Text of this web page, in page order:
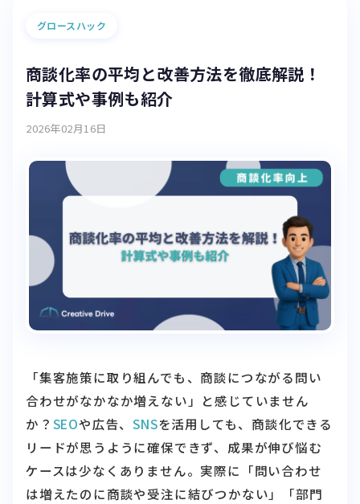
グロースハック
商談化率の平均と改善方法を徹底解説！
計算式や事例も紹介
2026年02月16日
「集客施策に取り組んでも、商談につながる問い
合わせがなかなか増えない」と感じていません
か？ SEOや広告、SNSを活用しても、商談化できる
リードが思うように確保できず、成果が伸び悩む
ケースは少なくありません。実際に「問い合わせ
は増えたのに商談や受注に結びつかない」「部門